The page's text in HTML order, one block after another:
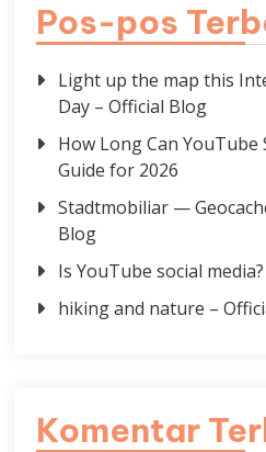
Pos-pos
Light up the map this
Day – Official Blog
How Long Can YouTube
Guide for 2026
Stadtmobiliar —
Blog
Is YouTube social
hiking and nature –
Komentar